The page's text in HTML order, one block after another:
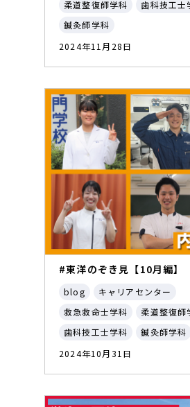
柔道整復師学科
歯科技工士
鍼灸師学科
2024年11月28日
#東洋のぞき見【10月編】
blog
キャリアセンター
救急救命士学科
柔道整復師
歯科技工士学科
鍼灸師学科
2024年10月31日